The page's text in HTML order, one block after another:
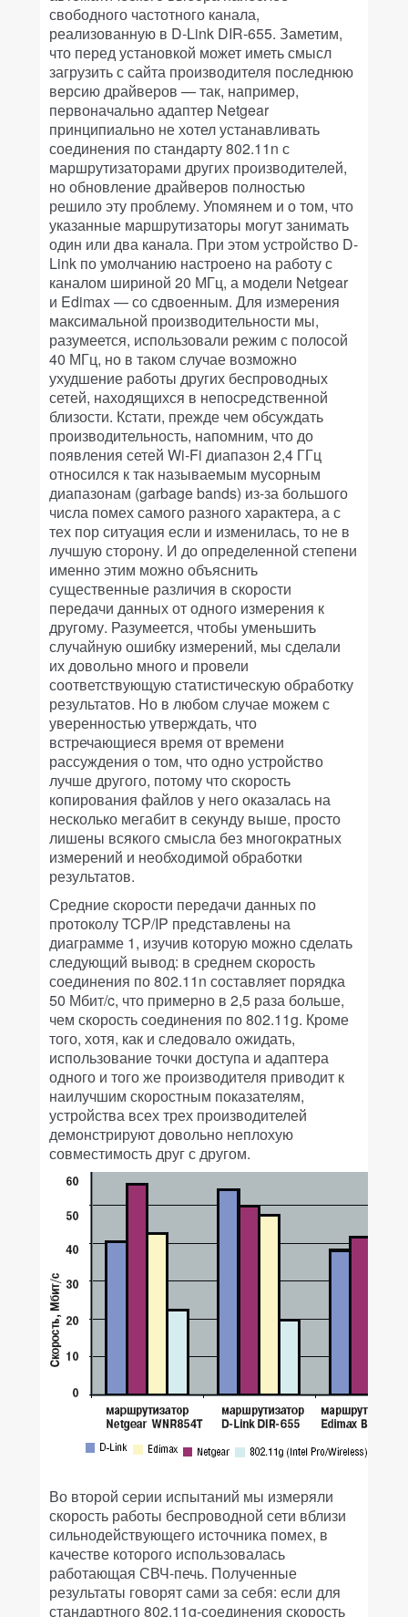
свободного частотного канала,
реализованную в D-Link DIR-655. Заметим,
что перед установкой может иметь смысл
загрузить с сайта производителя последнюю
версию драйверов — так, например,
первоначально адаптер Netgear
принципиально не хотел устанавливать
соединения по стандарту 802.11n с
маршрутизаторами других производителей,
но обновление драйверов полностью
решило эту проблему. Упомянем и о том, что
указанные маршрутизаторы могут занимать
один или два канала. При этом устройство D-
Link по умолчанию настроено на работу с
каналом шириной 20 МГц, а модели Netgear
и Edimax — со сдвоенным. Для измерения
максимальной производительности мы,
разумеется, использовали режим с полосой
40 МГц, но в таком случае возможно
ухудшение работы других беспроводных
сетей, находящихся в непосредственной
близости. Кстати, прежде чем обсуждать
производительность, напомним, что до
появления сетей Wi-Fi диапазон 2,4 ГГц
относился к так называемым мусорным
диапазонам (garbage bands) из-за большого
числа помех самого разного характера, а с
тех пор ситуация если и изменилась, то не в
лучшую сторону. И до определенной степени
именно этим можно объяснить
существенные различия в скорости
передачи данных от одного измерения к
другому. Разумеется, чтобы уменьшить
случайную ошибку измерений, мы сделали
их довольно много и провели
соответствующую статистическую обработку
результатов. Но в любом случае можем с
уверенностью утверждать, что
встречающиеся время от времени
рассуждения о том, что одно устройство
лучше другого, потому что скорость
копирования файлов у него оказалась на
несколько мегабит в секунду выше, просто
лишены всякого смысла без многократных
измерений и необходимой обработки
результатов.
Средние скорости передачи данных по
протоколу TCP/IP представлены на
диаграмме 1, изучив которую можно сделать
следующий вывод: в среднем скорость
соединения по 802.11n составляет порядка
50 Мбит/c, что примерно в 2,5 раза больше,
чем скорость соединения по 802.11g. Кроме
того, хотя, как и следовало ожидать,
использование точки доступа и адаптера
одного и того же производителя приводит к
наилучшим скоростным показателям,
устройства всех трех производителей
демонстрируют довольно неплохую
совместимость друг с другом.
Во второй серии испытаний мы измеряли
скорость работы беспроводной сети вблизи
сильнодействующего источника помех, в
качестве которого использовалась
работающая СВЧ-печь. Полученные
результаты говорят сами за себя: если для
стандартного 802.11g-соединения скорость